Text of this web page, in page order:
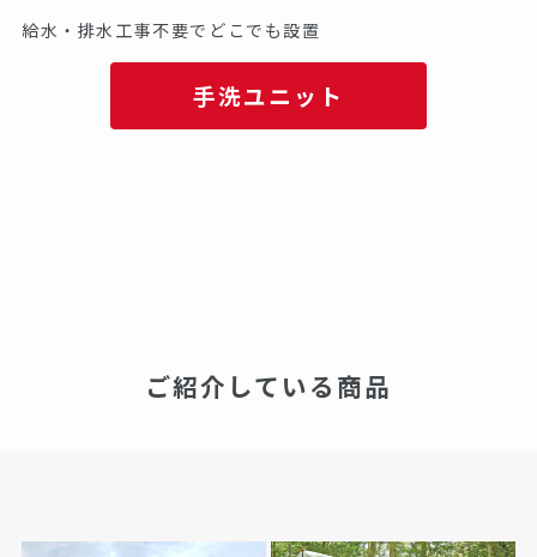
給水・排水工事不要でどこでも設置
手洗ユニット
ご紹介している商品